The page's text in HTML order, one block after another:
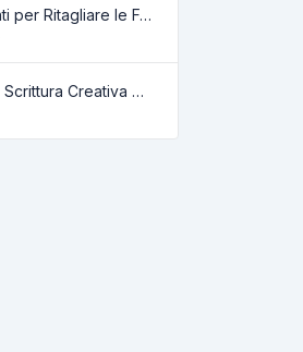
Suggerimenti per Ritagliare le Foto Online
Tecniche di Scrittura Creativa con Contaparole